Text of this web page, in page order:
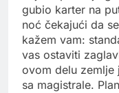
gubio karter na
noć čekajući da
kažem vam:
vas ostaviti
ovom delu zemlje
sa magistrale.